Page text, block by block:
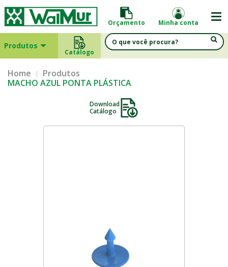
Orçamento Minha conta
Produtos
Catálogo
Home
Produtos
MACHO AZUL PONTA PLÁSTICA
Download
Catálogo